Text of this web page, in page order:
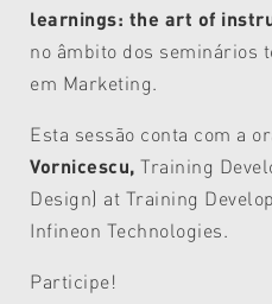
learnings: the art of
no âmbito dos seminários
em Marketing.
Esta sessão conta com a
Vornicescu, Training
Design) at Training
Infineon Technologies.
Participe!